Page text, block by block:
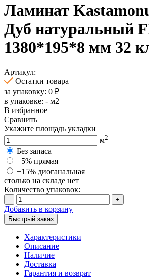
Ламинат
Дуб натуральный
1380*195*8 мм 32
Артикул:
Остатки товара
за упаковку: 0 ₽
в упаковке: - м2
В избранное
Сравнить
Укажите площадь укладки
м2
Без запаса
+5% прямая
+15% диоганальная
столько на складе нет
Количество упаковок:
- +
Добавить в корзину
Быстрый заказ
Характеристики
Описание
Наличие
Доставка
Гарантия и возврат